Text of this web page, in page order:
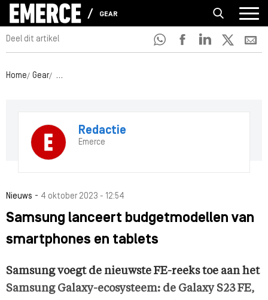
GEAR
Deel dit artikel
Home Gear Samsung lanceert budgetmodellen van smartphones
Redactie
Emerce
Nieuws - 4 oktober 2023 - 12:54
Samsung lanceert budgetmodellen van
smartphones en tablets
Samsung voegt de nieuwste FE-reeks toe aan het
Samsung Galaxy-ecosysteem: de Galaxy S23 FE,